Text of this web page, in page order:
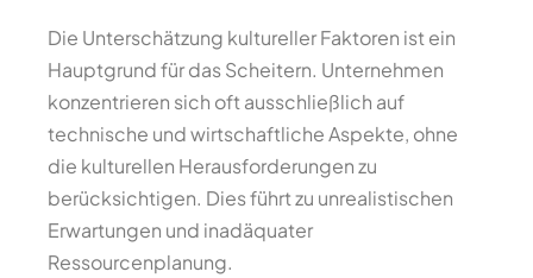
Die Unterschätzung kultureller Faktoren ist ein
Hauptgrund für das Scheitern. Unternehmen
konzentrieren sich oft ausschließlich auf
technische und wirtschaftliche Aspekte, ohne
die kulturellen Herausforderungen zu
berücksichtigen. Dies führt zu unrealistischen
Erwartungen und inadäquater
Ressourcenplanung.